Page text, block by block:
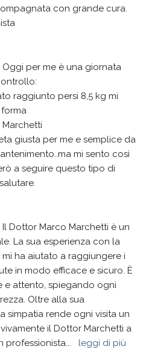
con grande cura.
Oggi per me è una giornata
raggiunto persi 8,5 kg mi
Marchetti
mi sento così
a seguire questo tipo di
Il Dottor Marco Marchetti è un
La sua esperienza con la
ha aiutato a raggiungere i
in modo efficace e sicuro. È
e attento, spiegando ogni
Oltre alla sua
simpatia rende ogni visita un
il Dottor Marchetti a
professionista... leggi di più